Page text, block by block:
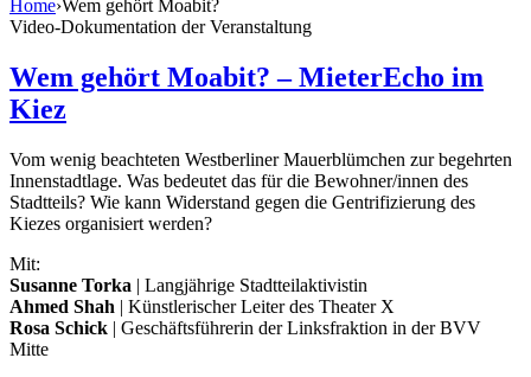
Home›Wem gehört Moabit?
Video-Dokumentation der Veranstaltung
Wem gehört Moabit? – MieterEcho im
Kiez
Vom wenig beachteten Westberliner Mauerblümchen zur begehrten
Innenstadtlage. Was bedeutet das für die Bewohner/innen des
Stadtteils? Wie kann Widerstand gegen die Gentrifizierung des
Kiezes organisiert werden?
Mit:
Susanne Torka | Langjährige Stadtteilaktivistin
Ahmed Shah | Künstlerischer Leiter des Theater X
Rosa Schick | Geschäftsführerin der Linksfraktion in der BVV
Mitte